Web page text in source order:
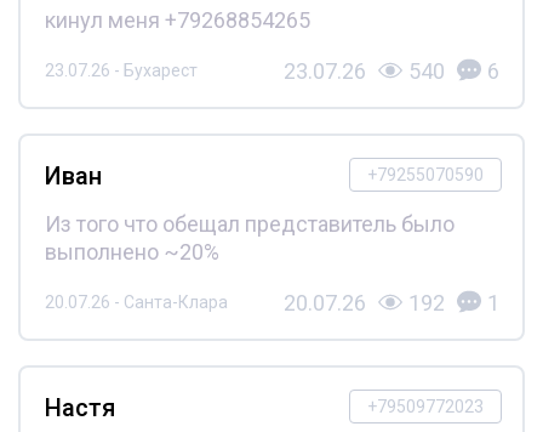
кинул меня +79268854265
23.07.26 - Бухарест 23.07.26 540 6
+79255070590
Иван
Из того что обещал представитель было
выполнено ~20%
20.07.26 - Санта-Клара 20.07.26 192 1
+79509772023
Настя